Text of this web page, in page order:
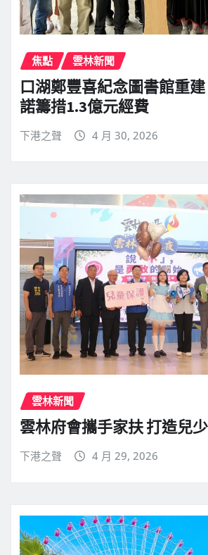
焦點 雲林新聞
口湖鄭豐喜紀念圖書館重
諾籌措1.3億元經費
下港之聲 4 月 30, 2026
雲林新聞
雲林府會攜手家扶 打造兒
下港之聲 4 月 29, 2026